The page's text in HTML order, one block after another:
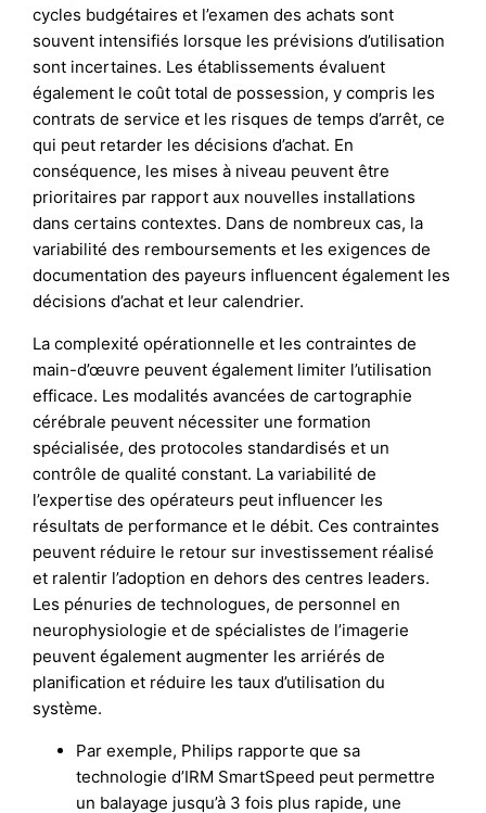
cycles budgétaires et l’examen des achats sont
souvent intensifiés lorsque les prévisions d’utilisation
sont incertaines. Les établissements évaluent
également le coût total de possession, y compris les
contrats de service et les risques de temps d’arrêt, ce
qui peut retarder les décisions d’achat. En
conséquence, les mises à niveau peuvent être
prioritaires par rapport aux nouvelles installations
dans certains contextes. Dans de nombreux cas, la
variabilité des remboursements et les exigences de
documentation des payeurs influencent également les
décisions d’achat et leur calendrier.
La complexité opérationnelle et les contraintes de
main-d’œuvre peuvent également limiter l’utilisation
efficace. Les modalités avancées de cartographie
cérébrale peuvent nécessiter une formation
spécialisée, des protocoles standardisés et un
contrôle de qualité constant. La variabilité de
l’expertise des opérateurs peut influencer les
résultats de performance et le débit. Ces contraintes
peuvent réduire le retour sur investissement réalisé
et ralentir l’adoption en dehors des centres leaders.
Les pénuries de technologues, de personnel en
neurophysiologie et de spécialistes de l’imagerie
peuvent également augmenter les arriérés de
planification et réduire les taux d’utilisation du
système.
Par exemple, Philips rapporte que sa
technologie d’IRM SmartSpeed peut permettre
un balayage jusqu’à 3 fois plus rapide, une